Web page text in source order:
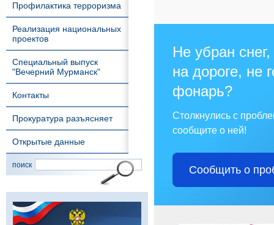
Профилактика терроризма
Реализация национальных
проектов
Специальный выпуск
"Вечерний Мурманск"
Контакты
Прокуратура разъясняет
Открытые данные
поиск
Не убран
на дороге, не
фонарь?
Столкнулись с
сообщите о ней!
Сообщить о